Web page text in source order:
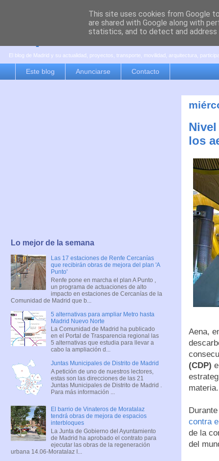
es por madrid
El blog de Madrid y su actualidad, proyectos, transporte, movilidad, arquitectura,
Este blog Anunciarse Contacto
los
Aena,
(CDP)
materia.
contra
de la
del
Lo mejor de la semana
Las 17 estaciones de Renfe Cercanías
que recibirán obras de mejora del plan 'A
Punto'
Renfe pone en marcha el plan A Punto ,
un programa de actuaciones de alto
impacto en estaciones de Cercanías de la
Comunidad de Madrid que b...
5 alternativas para ampliar Metro hasta
Madrid Nuevo Norte
La Comunidad de Madrid ha publicado
en el Portal de Trasparencia regional las
5 alternativas que estudia para llevar a
cabo la ampliación d...
Juntas Municipales de Distrito de Madrid
A petición de uno de nuestros lectores,
estas son las direcciones de las 21
Juntas Municipales de Distrito de Madrid .
Para más información ...
El barrio de Vinateros de Moratalaz
tendrá obras de mejora de espacios
interbloques
La Junta de Gobierno del Ayuntamiento
de Madrid ha aprobado el contrato para
ejecutar las obras de la regeneración
urbana 14.06-Moratalaz I...
This site uses cookies from Google
are shared with Google along with
statistics, and to detect and address